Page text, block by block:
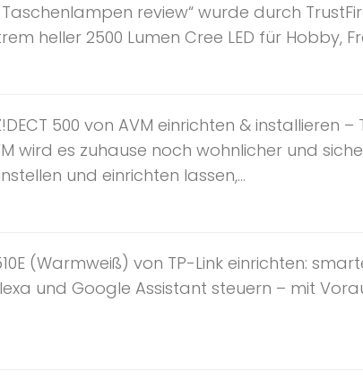
Taschenlampen review“ wurde durch
heller 2500 Lumen Cree LED für Hobby,
500 von AVM einrichten &
wird es zuhause noch wohnlicher und
und einrichten lassen,...
(Warmweiß) von TP-Link einrichten:
und Google Assistant steuern – mit